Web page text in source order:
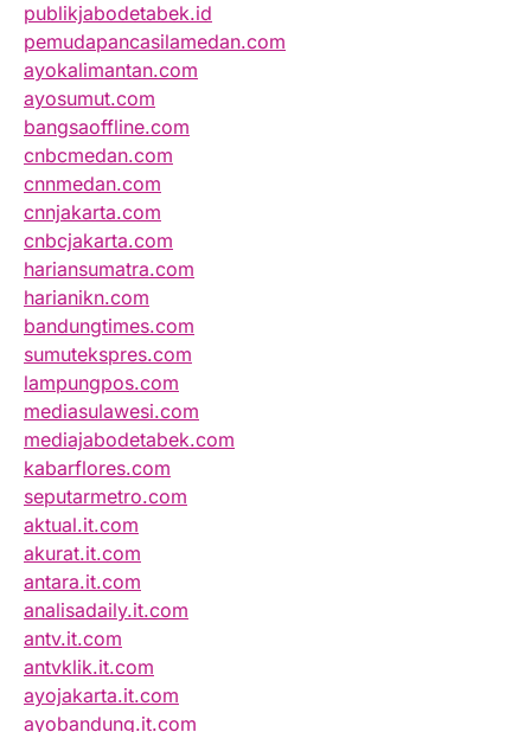
publikjabodetabek.id
pemudapancasilamedan.com
ayokalimantan.com
ayosumut.com
bangsaoffline.com
cnbcmedan.com
cnnmedan.com
cnnjakarta.com
cnbcjakarta.com
hariansumatra.com
harianikn.com
bandungtimes.com
sumutekspres.com
lampungpos.com
mediasulawesi.com
mediajabodetabek.com
kabarflores.com
seputarmetro.com
aktual.it.com
akurat.it.com
antara.it.com
analisadaily.it.com
antv.it.com
antvklik.it.com
ayojakarta.it.com
ayobandung.it.com